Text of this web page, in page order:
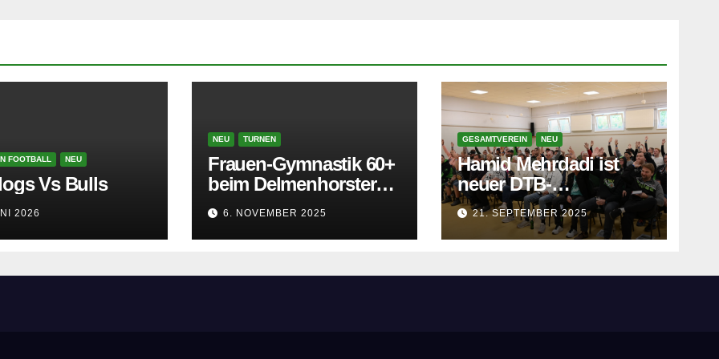
FOOTBALL NEU
Vs Bulls
2026
NEU TURNEN
Frauen-Gymnastik 60+
beim Delmenhorster
Turnerbund
6. NOVEMBER 2025
GESAMTVEREIN NEU
Hamid Mehrdadi ist
neuer DTB-
Vorsitzender
21. SEPTEMBER 2025